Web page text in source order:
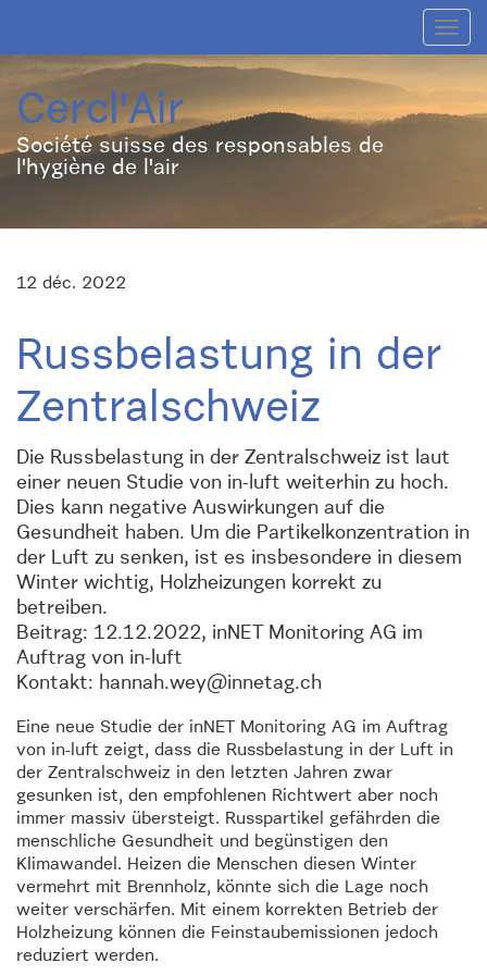
Cercl'Air
Société suisse des responsables de
l'hygiène de l'air
12 déc. 2022
Russbelastung in der
Zentralschweiz
Die Russbelastung in der Zentralschweiz ist laut
einer neuen Studie von in-luft weiterhin zu hoch.
Dies kann negative Auswirkungen auf die
Gesundheit haben. Um die Partikelkonzentration in
der Luft zu senken, ist es insbesondere in diesem
Winter wichtig, Holzheizungen korrekt zu
betreiben.
Beitrag: 12.12.2022, inNET Monitoring AG im
Auftrag von in-luft
Kontakt: hannah.wey@innetag.ch
Eine neue Studie der inNET Monitoring AG im Auftrag
von in-luft zeigt, dass die Russbelastung in der Luft in
der Zentralschweiz in den letzten Jahren zwar
gesunken ist, den empfohlenen Richtwert aber noch
immer massiv übersteigt. Russpartikel gefährden die
menschliche Gesundheit und begünstigen den
Klimawandel. Heizen die Menschen diesen Winter
vermehrt mit Brennholz, könnte sich die Lage noch
weiter verschärfen. Mit einem korrekten Betrieb der
Holzheizung können die Feinstaubemissionen jedoch
reduziert werden.